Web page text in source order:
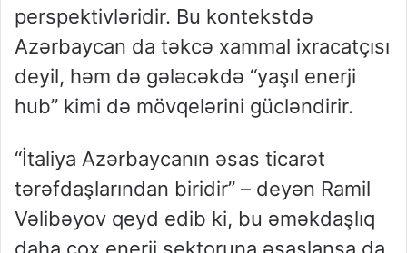
perspektivləridir. Bu kontekstdə
Azərbaycan da təkcə xammal ixracatçısı
deyil, həm də gələcəkdə “yaşıl enerji
hub” kimi də mövqelərini gücləndirir.
“İtaliya Azərbaycanın əsas ticarət
tərəfdaşlarından biridir” – deyən Ramil
Vəlibəyov qeyd edib ki, bu əməkdaşlıq